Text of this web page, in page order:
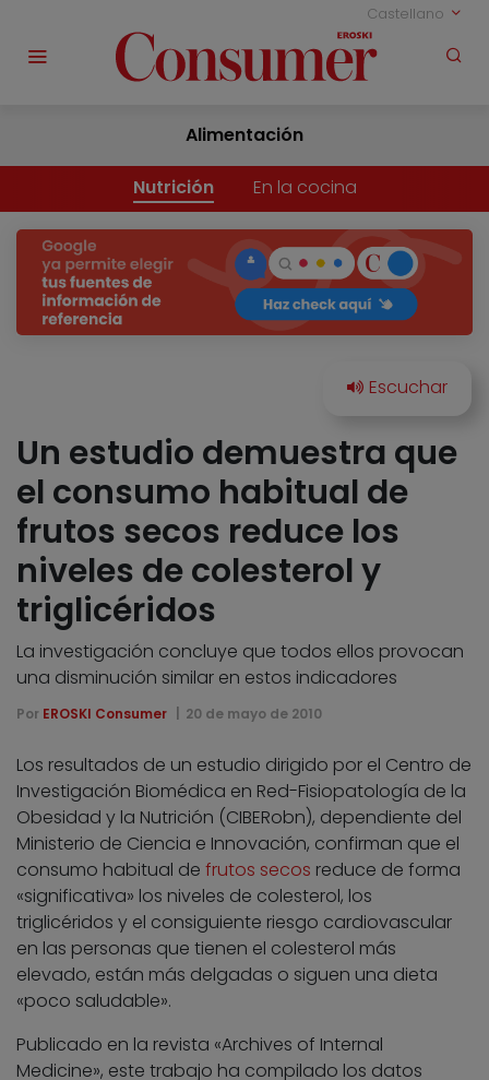
Castellano
Alimentación
Nutrición En la cocina
Un estudio demuestra que
el consumo habitual de
frutos secos reduce los
niveles de colesterol y
triglicéridos
La investigación concluye que todos ellos provocan
una disminución similar en estos indicadores
Por EROSKI Consumer 20 de mayo de 2010
Los resultados de un estudio dirigido por el Centro de
Investigación Biomédica en Red-Fisiopatología de la
Obesidad y la Nutrición (CIBERobn), dependiente del
Ministerio de Ciencia e Innovación, confirman que el
consumo habitual de frutos secos reduce de forma
«significativa» los niveles de colesterol, los
triglicéridos y el consiguiente riesgo cardiovascular
en las personas que tienen el colesterol más
elevado, están más delgadas o siguen una dieta
«poco saludable».
Publicado en la revista «Archives of Internal
Medicine», este trabajo ha compilado los datos